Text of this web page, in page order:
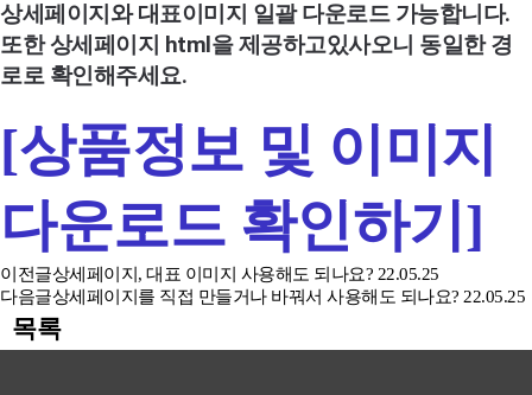
상세페이지와 대표이미지 일괄 다운로드 가능합니다.
또한 상세페이지 html을 제공하고있사오니 동일한 경
로로 확인해주세요.
[상품정보 및 이미지
다운로드 확인하기]
이전글상세페이지, 대표 이미지 사용해도 되나요? 22.05.25
다음글상세페이지를 직접 만들거나 바꿔서 사용해도 되나요? 22.05.25
목록